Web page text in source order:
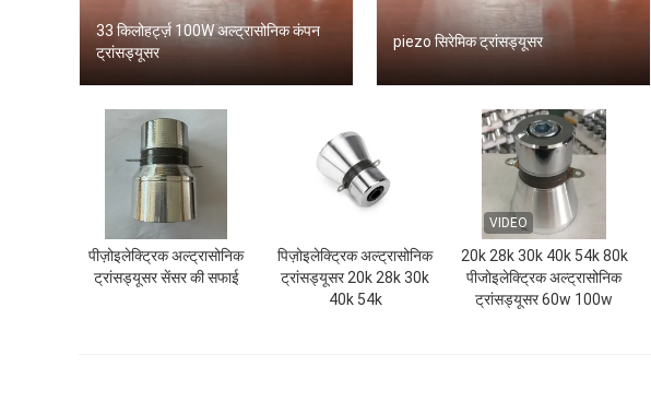
33 किलोहर्ट्ज़ 100W अल्ट्रासोनिक कंपन
ट्रांसड्यूसर
piezo सिरेमिक ट्रांसड्यूसर
पीज़ोइलेक्ट्रिक अल्ट्रासोनिक
ट्रांसड्यूसर सेंसर की सफाई
पिज़ोइलेक्ट्रिक अल्ट्रासोनिक
ट्रांसड्यूसर 20k 28k 30k
40k 54k
VIDEO
20k 28k 30k 40k 54k 80k
पीजोइलेक्ट्रिक अल्ट्रासोनिक
ट्रांसड्यूसर 60w 100w